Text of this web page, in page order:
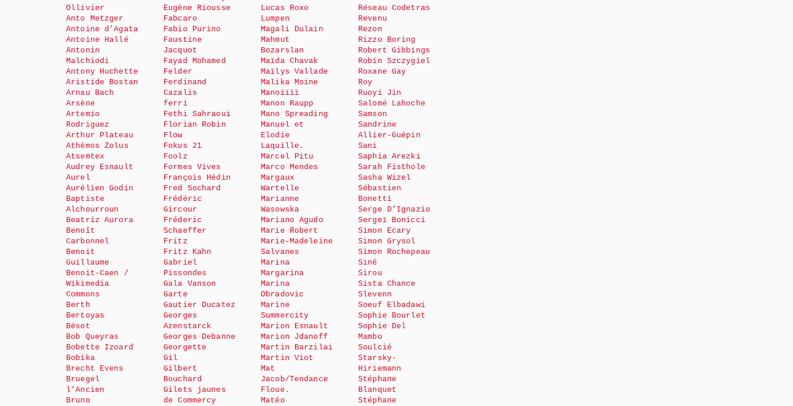
Ollivier
Anto Metzger
Antoine d’Agata
Antoine Hallé
Antonin
Malchiodi
Antony Huchette
Aristide Bostan
Arnau Bach
Arsène
Artemio
Rodriguez
Arthur Plateau
Athémos Zolus
Atsemtex
Audrey Esnault
Aurel
Aurélien Godin
Baptiste
Alchourroun
Beatriz Aurora
Benoît
Carbonnel
Benoit
Guillaume
Benoit-Caen /
Wikimedia
Commons
Berth
Bertoyas
Bésot
Bob Queyras
Bobette Izoard
Bobika
Brecht Evens
Bruegel
l’Ancien
Bruno
Eugène Riousse
Fabcaro
Fabio Purino
Faustine
Jacquot
Fayad Mohamed
Felder
Ferdinand
Cazalis
ferri
Fethi Sahraoui
Florian Robin
Flow
Fokus 21
Foolz
Formes Vives
François Hédin
Fred Sochard
Frédéric
Gircour
Fréderic
Schaeffer
Fritz
Fritz Kahn
Gabriel
Pissondes
Gala Vanson
Garte
Gautier Ducatez
Georges
Azenstarck
Georges Debanne
Georgette
Gil
Gilbert
Bouchard
Gilets jaunes
de Commercy
Lucas Roxo
Lumpen
Magali Dulain
Mahmut
Bozarslan
Maïda Chavak
Maïlys Vallade
Malika Moine
Manoïïïï
Manon Raupp
Mano Spreading
Manuel et
Elodie
Laquille.
Marcel Pitu
Marco Mendes
Margaux
Wartelle
Marianne
Wasowska
Mariano Agudo
Marie Robert
Marie-Madeleine
Salvanes
Marina
Margarina
Marina
Obradovic
Marine
Summercity
Marion Esnault
Marion Jdanoff
Martin Barzilai
Martin Viot
Mat
Jacob/Tendance
Floue.
Matéo
Réseau Codetras
Revenu
Rezon
Rizzo Boring
Robert Gibbings
Robin Szczygiel
Roxane Gay
Roy
Ruoyi Jin
Salomé Lahoche
Samson
Sandrine
Allier-Guépin
Sani
Saphia Arezki
Sarah Fisthole
Sasha Wizel
Sébastien
Bonetti
Serge D’Ignazio
Sergeï Bonicci
Simon Ecary
Simon Grysol
Simon Rochepeau
Siné
Sirou
Sista Chance
Slevenn
Soeuf Elbadawi
Sophie Bourlet
Sophie Del
Mambo
Soulcié
Starsky-
Hiriemann
Stéphane
Blanquet
Stéphane